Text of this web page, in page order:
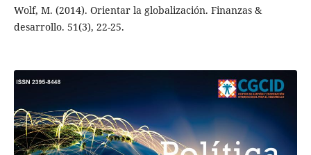
Wolf, M. (2014). Orientar la globalización. Finanzas &
desarrollo. 51(3), 22-25.